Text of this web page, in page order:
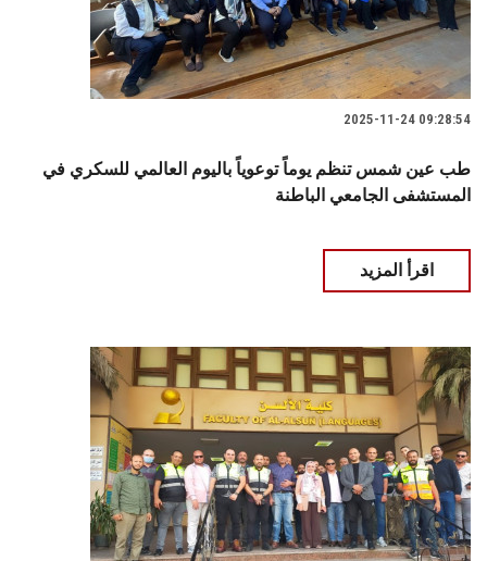
2025-11-24 09:28:54
طب عين شمس تنظم يوماً توعوياً باليوم العالمي للسكري في
المستشفى الجامعي الباطنة
اقرأ المزيد